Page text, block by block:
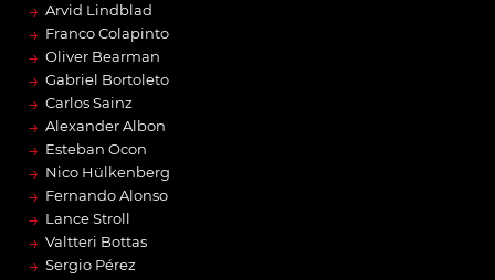
→ Arvid Lindblad
→ Franco Colapinto
→ Oliver Bearman
→ Gabriel Bortoleto
→ Carlos Sainz
→ Alexander Albon
→ Esteban Ocon
→ Nico Hülkenberg
→ Fernando Alonso
→ Lance Stroll
→ Valtteri Bottas
→ Sergio Pérez